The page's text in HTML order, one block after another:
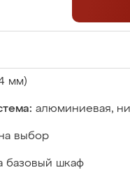
мм)
алюминиевая,
выбор
базовый шкаф